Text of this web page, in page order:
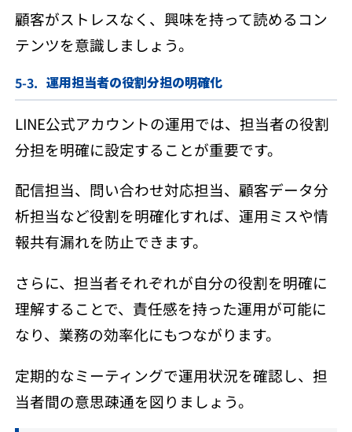
顧客がストレスなく、興味を持って読めるコン
テンツを意識しましょう。
運用担当者の役割分担の明確化
LINE公式アカウントの運用では、担当者の役割
分担を明確に設定することが重要です。
配信担当、問い合わせ対応担当、顧客データ分
析担当など役割を明確化すれば、運用ミスや情
報共有漏れを防止できます。
さらに、担当者それぞれが自分の役割を明確に
理解することで、責任感を持った運用が可能に
なり、業務の効率化にもつながります。
定期的なミーティングで運用状況を確認し、担
当者間の意思疎通を図りましょう。